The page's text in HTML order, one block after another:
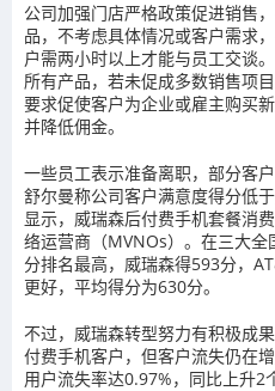
公司加强门店严格政策促进销售
品，不考虑具体情况或客户需求
户需两小时以上才能与员工交谈
所有产品，若未促成多数销售项
要求促使客户为企业或雇主购买
并降低佣金。
一些员工表示准备离职，部分客
舒尔曼称公司客户满意度得分低
显示，威瑞森后付费手机套餐消
络运营商（MVNOs）。在三大
分排名最高，威瑞森得593分，
更好，平均得分为630分。
不过，威瑞森转型努力有积极成
付费手机客户，但客户流失仍在
用户流失率达0.97%，同比上升2